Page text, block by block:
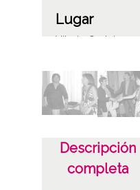
Lugar
Vitoria-Gasteiz
Licencia de
CC BY-NC-SA 4.0
Descripción
completa